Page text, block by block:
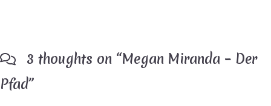
3 thoughts on “Megan Miranda – Der
Pfad”